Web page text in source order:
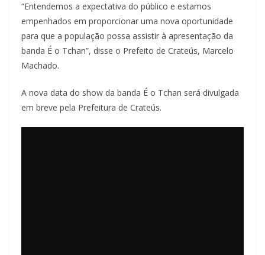
“Entendemos a expectativa do público e estamos
empenhados em proporcionar uma nova oportunidade
para que a população possa assistir à apresentação da
banda É o Tchan”, disse o Prefeito de Crateús, Marcelo
Machado.
A nova data do show da banda É o Tchan será divulgada
em breve pela Prefeitura de Crateús.